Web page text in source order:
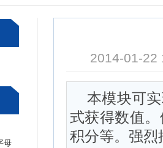
母
2014-01-
本模块可
式获得数值
积分等。强烈